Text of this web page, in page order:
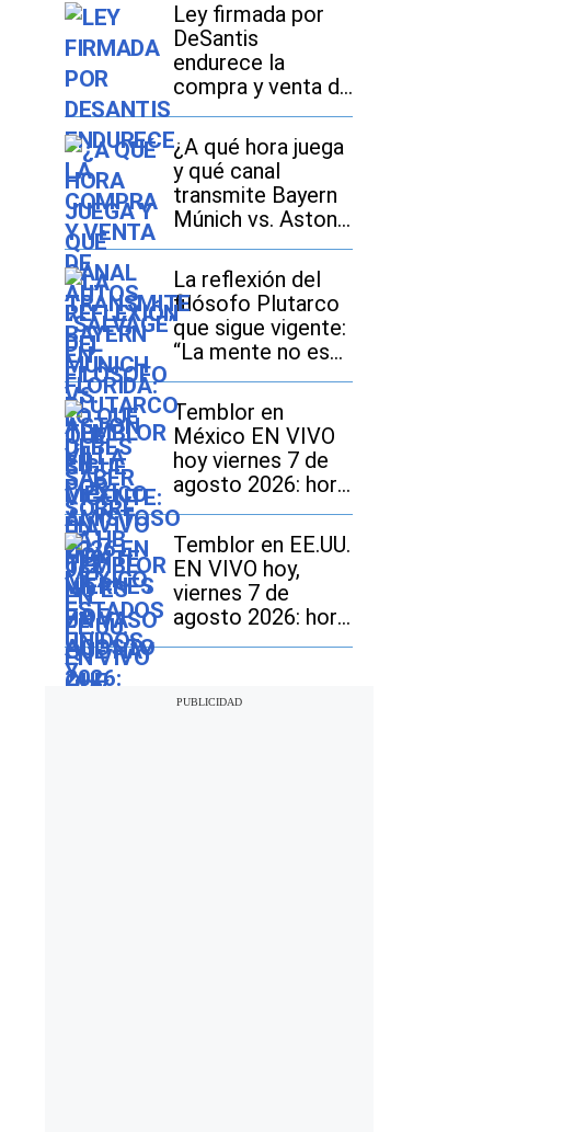
Ley firmada por
DeSantis
endurece la
compra y venta de
autos “salvage” en
Florida: lo que
debes saber sobre
la HB 961
¿A qué hora juega
y qué canal
transmite Bayern
Múnich vs. Aston
Villa por amistoso
2026 en México,
Estados Unidos y
España?
La reflexión del
filósofo Plutarco
que sigue vigente:
“La mente no es
un vaso que hay
que llenar, sino un
fuego que hay que
encender”
Temblor en
México EN VIVO
hoy viernes 7 de
agosto 2026: hora
exacta, magnitud y
dónde fue el
epicentro del
último
Temblor en EE.UU.
EN VIVO hoy,
viernes 7 de
agosto 2026: hora
exacta, magnitud y
último sismo